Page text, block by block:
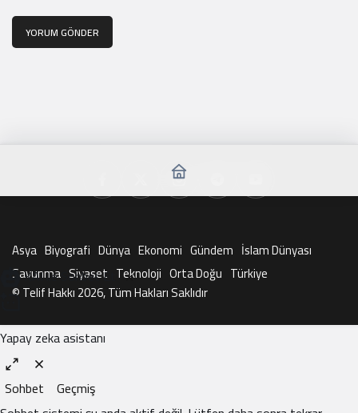
YORUM GÖNDER
Asya Biyografi Dünya Ekonomi Gündem İslam Dünyası
Savunma Siyaset Teknoloji Orta Doğu Türkiye
© Telif Hakkı 2026, Tüm Hakları Saklıdır
KAI ile Sohbet Et
Yapay zeka asistanı
Sohbet Geçmiş